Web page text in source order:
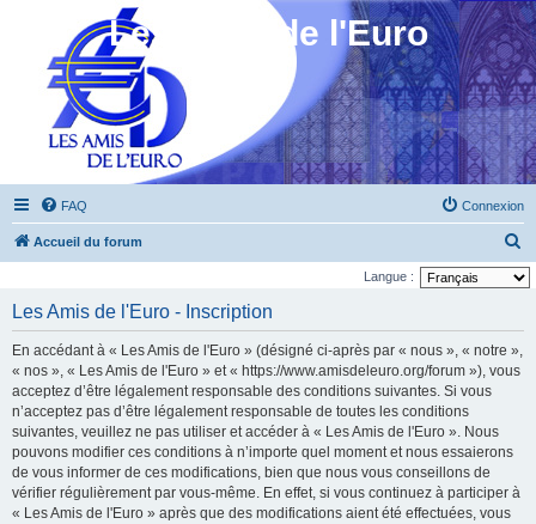
Les Amis de l'Euro
FAQ Connexion
Accueil du forum
e
Langue :
Les Amis de l'Euro - Inscription
En accédant à « Les Amis de l'Euro » (désigné ci-après par « nous », « notre »,
« nos », « Les Amis de l'Euro » et « https://www.amisdeleuro.org/forum »), vous
acceptez d’être légalement responsable des conditions suivantes. Si vous
n’acceptez pas d’être légalement responsable de toutes les conditions
suivantes, veuillez ne pas utiliser et accéder à « Les Amis de l'Euro ». Nous
pouvons modifier ces conditions à n’importe quel moment et nous essaierons
de vous informer de ces modifications, bien que nous vous conseillons de
vérifier régulièrement par vous-même. En effet, si vous continuez à participer à
« Les Amis de l'Euro » après que des modifications aient été effectuées, vous